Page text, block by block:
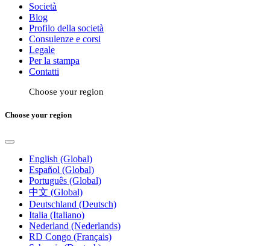
Società
Blog
Profilo della società
Consulenze e corsi
Legale
Per la stampa
Contatti
Choose your region
Choose your region
English (Global)
Español (Global)
Português (Global)
中文 (Global)
Deutschland (Deutsch)
Italia (Italiano)
Nederland (Nederlands)
RD Congo (Français)